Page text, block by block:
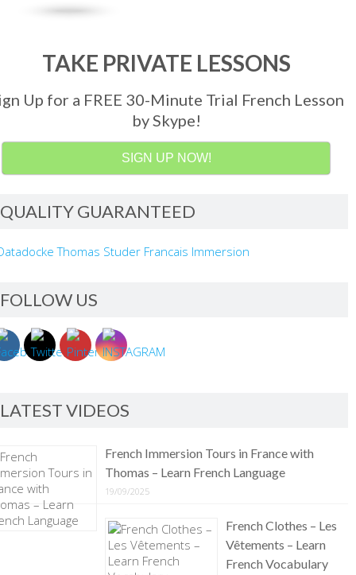
TAKE PRIVATE LESSONS
Up for a FREE 30-Minute Trial French Lesson
by Skype!
SIGN UP NOW!
QUALITY GUARANTEED
FOLLOW US
LATEST VIDEOS
French Immersion Tours in France with
Thomas – Learn French Language
19/09/2025
French Clothes – Les
Vêtements – Learn
French Vocabulary